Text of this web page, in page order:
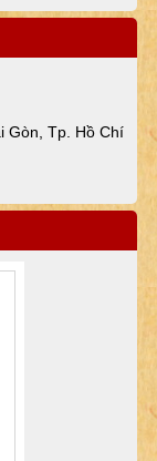
Gòn, Tp. Hồ Chí